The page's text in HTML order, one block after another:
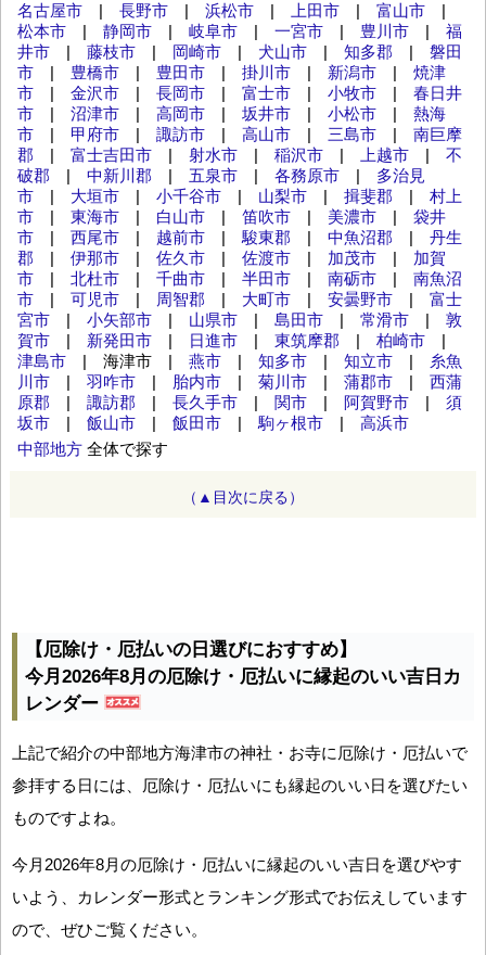
名古屋市 | 長野市 | 浜松市 | 上田市 | 富山市 |
松本市 | 静岡市 | 岐阜市 | 一宮市 | 豊川市 | 福
井市 | 藤枝市 | 岡崎市 | 犬山市 | 知多郡 | 磐田
市 | 豊橋市 | 豊田市 | 掛川市 | 新潟市 | 焼津
市 | 金沢市 | 長岡市 | 富士市 | 小牧市 | 春日井
市 | 沼津市 | 高岡市 | 坂井市 | 小松市 | 熱海
市 | 甲府市 | 諏訪市 | 高山市 | 三島市 | 南巨摩
郡 | 富士吉田市 | 射水市 | 稲沢市 | 上越市 | 不
破郡 | 中新川郡 | 五泉市 | 各務原市 | 多治見
市 | 大垣市 | 小千谷市 | 山梨市 | 揖斐郡 | 村上
市 | 東海市 | 白山市 | 笛吹市 | 美濃市 | 袋井
市 | 西尾市 | 越前市 | 駿東郡 | 中魚沼郡 | 丹生
郡 | 伊那市 | 佐久市 | 佐渡市 | 加茂市 | 加賀
市 | 北杜市 | 千曲市 | 半田市 | 南砺市 | 南魚沼
市 | 可児市 | 周智郡 | 大町市 | 安曇野市 | 富士
宮市 | 小矢部市 | 山県市 | 島田市 | 常滑市 | 敦
賀市 | 新発田市 | 日進市 | 東筑摩郡 | 柏崎市 |
津島市 | 海津市 | 燕市 | 知多市 | 知立市 |
糸魚
川市 | 羽咋市 | 胎内市 | 菊川市 | 蒲郡市 | 西蒲
原郡 | 諏訪郡 | 長久手市 | 関市 | 阿賀野市 | 須
坂市 | 飯山市 | 飯田市 | 駒ヶ根市 | 高浜市
中部地方 全体で探す
（▲目次に戻る）
【厄除け・厄払いの日選びにおすすめ】
今月2026年8月の厄除け・厄払いに縁起のいい吉日カ
レンダー
上記で紹介の中部地方海津市の神社・お寺に厄除け・厄払いで
参拝する日には、厄除け・厄払いにも縁起のいい日を選びたい
ものですよね。
今月2026年8月の厄除け・厄払いに縁起のいい吉日を選びやす
いよう、カレンダー形式とランキング形式でお伝えしています
ので、ぜひご覧ください。